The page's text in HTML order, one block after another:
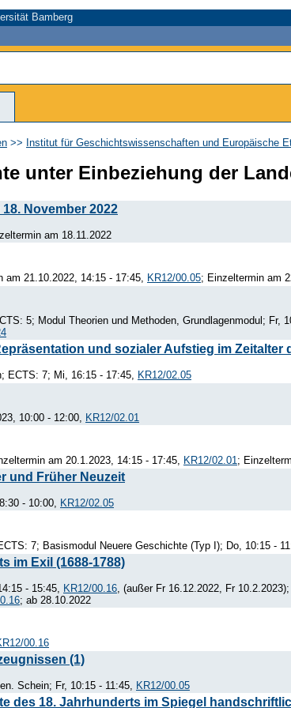
Bamberg
>> Institut für Geschichtswissenschaften und Europäische
unter Einbeziehung der
November 2022
am 18.11.2022
21.10.2022, 14:15 - 17:45, KR12/00.05; Einzeltermin am
5; Modul Theorien und Methoden, Grundlagenmodul; Fr,
und sozialer Aufstieg im Zeitalter
ECTS: 7; Mi, 16:15 - 17:45, KR12/02.05
10:00 - 12:00, KR12/02.01
am 20.1.2023, 14:15 - 17:45, KR12/02.01 ;
und Früher Neuzeit
- 10:00, KR12/02.05
7; Basismodul Neuere Geschichte (Typ I); Do, 10:15 -
im Exil (1688-1788)
- 15:45, KR12/00.16 , (außer Fr 16.12.2022, Fr
; ab 28.10.2022
00.16
(1)
Schein; Fr, 10:15 - 11:45, KR12/00.05
des 18. Jahrhunderts im Spiegel